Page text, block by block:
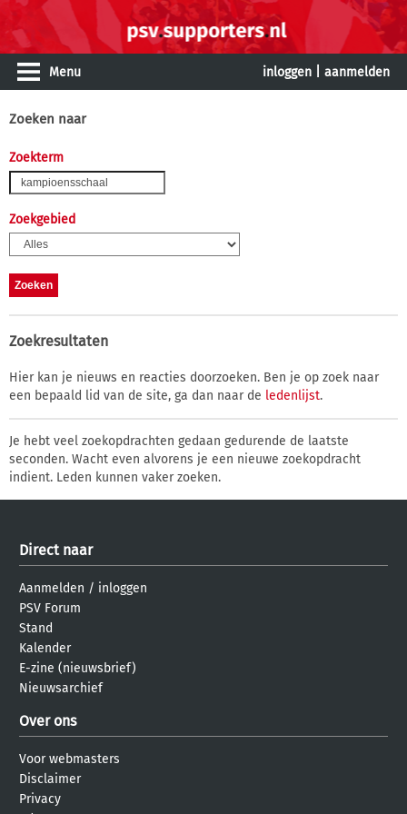
Menu inloggen aanmelden
Zoeken naar
Zoekterm
Zoekgebied
Zoekresultaten
Hier kan je nieuws en reacties doorzoeken. Ben je op zoek naar
een bepaald lid van de site, ga dan naar de ledenlijst.
Je hebt veel zoekopdrachten gedaan gedurende de laatste
seconden. Wacht even alvorens je een nieuwe zoekopdracht
indient. Leden kunnen vaker zoeken.
Direct naar
Aanmelden / inloggen
PSV Forum
Stand
Kalender
E-zine (nieuwsbrief)
Nieuwsarchief
Over ons
Voor webmasters
Disclaimer
Privacy